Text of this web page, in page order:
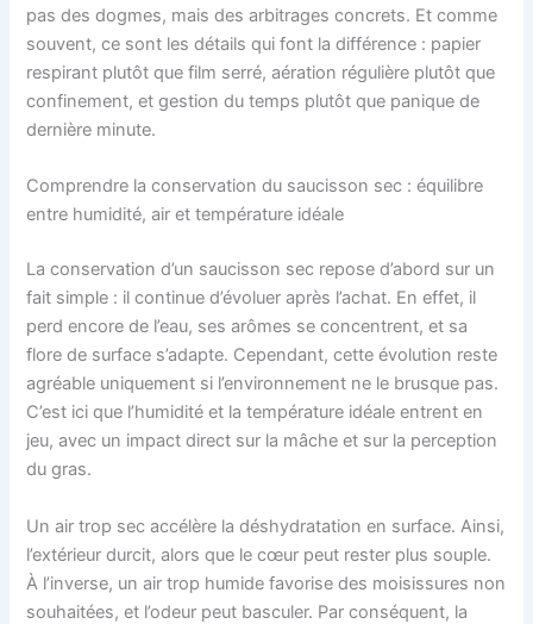
pas des dogmes, mais des arbitrages concrets. Et comme
souvent, ce sont les détails qui font la différence : papier
respirant plutôt que film serré, aération régulière plutôt que
confinement, et gestion du temps plutôt que panique de
dernière minute.
Comprendre la conservation du saucisson sec : équilibre
entre humidité, air et température idéale
La conservation d’un saucisson sec repose d’abord sur un
fait simple : il continue d’évoluer après l’achat. En effet, il
perd encore de l’eau, ses arômes se concentrent, et sa
flore de surface s’adapte. Cependant, cette évolution reste
agréable uniquement si l’environnement ne le brusque pas.
C’est ici que l’humidité et la température idéale entrent en
jeu, avec un impact direct sur la mâche et sur la perception
du gras.
Un air trop sec accélère la déshydratation en surface. Ainsi,
l’extérieur durcit, alors que le cœur peut rester plus souple.
À l’inverse, un air trop humide favorise des moisissures non
souhaitées, et l’odeur peut basculer. Par conséquent, la